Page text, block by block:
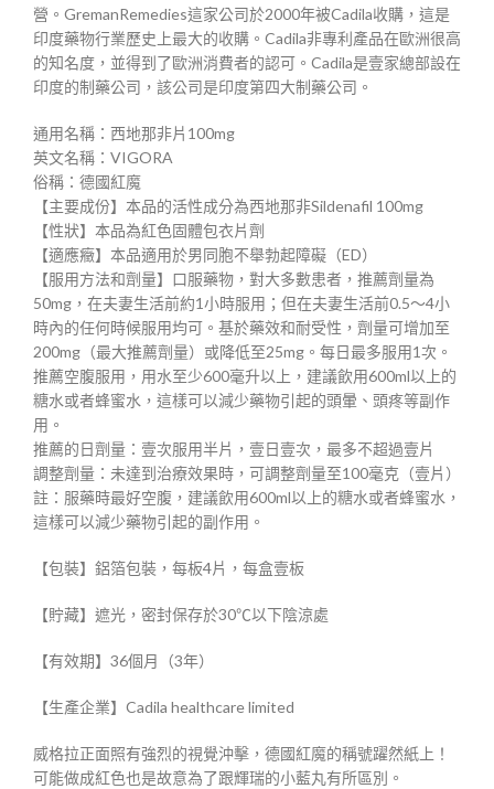
營。GremanRemedies這家公司於2000年被Cadila收購，這是
印度藥物行業歷史上最大的收購。Cadila非專利產品在歐洲很高
的知名度，並得到了歐洲消費者的認可。Cadila是壹家總部設在
印度的制藥公司，該公司是印度第四大制藥公司。
通用名稱：西地那非片100mg
英文名稱：VIGORA
俗稱：德國紅魔
【主要成份】本品的活性成分為西地那非Sildenafil 100mg
【性狀】本品為紅色固體包衣片劑
【適應癥】本品適用於男同胞不舉勃起障礙（ED）
【服用方法和劑量】口服藥物，對大多數患者，推薦劑量為
50mg，在夫妻生活前約1小時服用；但在夫妻生活前0.5～4小
時內的任何時候服用均可。基於藥效和耐受性，劑量可增加至
200mg（最大推薦劑量）或降低至25mg。每日最多服用1次。
推薦空腹服用，用水至少600毫升以上，建議飲用600ml以上的
糖水或者蜂蜜水，這樣可以減少藥物引起的頭暈、頭疼等副作
用。
推薦的日劑量：壹次服用半片，壹日壹次，最多不超過壹片
調整劑量：未達到治療效果時，可調整劑量至100毫克（壹片）
註：服藥時最好空腹，建議飲用600ml以上的糖水或者蜂蜜水，
這樣可以減少藥物引起的副作用。
【包裝】鋁箔包裝，每板4片，每盒壹板
【貯藏】遮光，密封保存於30℃以下陰涼處
【有效期】36個月（3年）
【生產企業】Cadila healthcare limited
威格拉正面照有強烈的視覺沖擊，德國紅魔的稱號躍然紙上！
可能做成紅色也是故意為了跟輝瑞的小藍丸有所區別。